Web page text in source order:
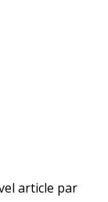
article par